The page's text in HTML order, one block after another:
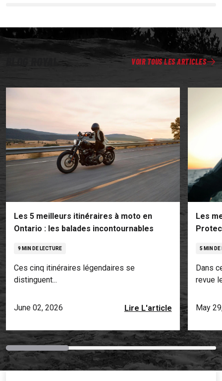
VOIR TOUS LES ARTICLES
Les 5 meilleurs itinéraires à moto en
Ontario : les balades incontournables
9 MIN DE LECTURE
Ces cinq itinéraires légendaires se
distinguent...
June 02, 2026 Lire L'article
Les
5 MIN DE
Dans
revue
May